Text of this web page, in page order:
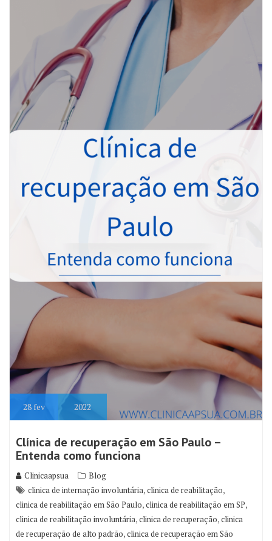
28fev 2022
Clínica de recuperação em São Paulo –
Entenda como funciona
Clinicaapsua
Blog
clinica de internação involuntária,clinica de reabilitação,
clinica de reabilitação em São Paulo,clinica de reabilitação em SP,
clinica de reabilitação involuntária,clinica de recuperação,clinica
de recuperação de alto padrão,clinica de recuperação em São